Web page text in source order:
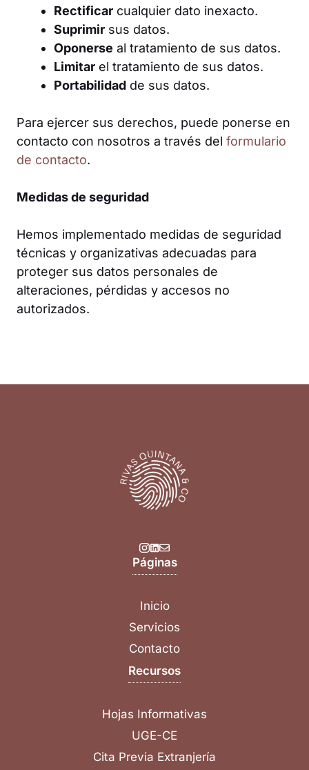
Rectificar cualquier dato inexacto.
Suprimir sus datos.
Oponerse al tratamiento de sus datos.
Limitar el tratamiento de sus datos.
Portabilidad de sus datos.
Para ejercer sus derechos, puede ponerse en
contacto con nosotros a través del formulario
de contacto.
Medidas de seguridad
Hemos implementado medidas de seguridad
técnicas y organizativas adecuadas para
proteger sus datos personales de
alteraciones, pérdidas y accesos no
autorizados.
Páginas
Inicio
Servicios
Contacto
Recursos
Hojas Informativas
UGE-CE
Cita Previa Extranjería